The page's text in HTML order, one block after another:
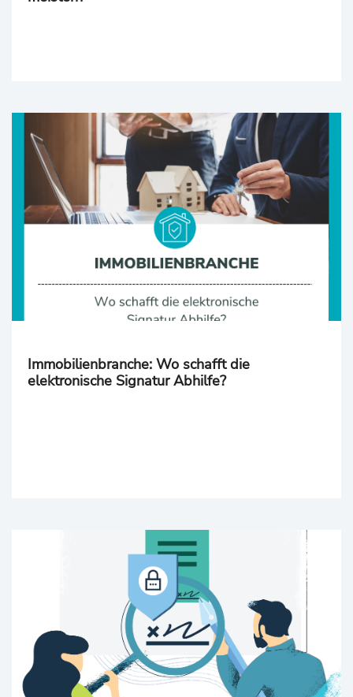
Immobilienbranche: Wo schafft die
elektronische Signatur Abhilfe?